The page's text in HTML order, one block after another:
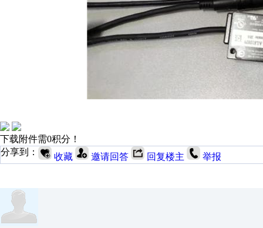
下载附件需0积分！
分享到：
收藏 邀请回答 回复楼主 举报